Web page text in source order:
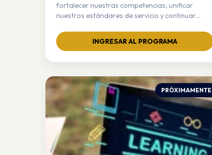
fortalecer nuestras competencias, unificar
nuestros estándares de servicio y continuar
huéspedes. ¡Inicia tu recorrido hacia la
excelencia!
INGRESAR AL PROGRAMA
PRÓXIMAMENTE